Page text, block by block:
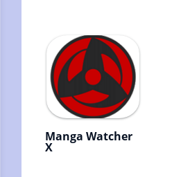
Херлуфа
Бидструпа
Manga Watcher
X